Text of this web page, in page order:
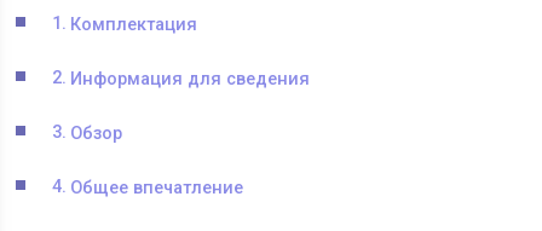
Комплектация
Информация для сведения
Обзор
Общее впечатление